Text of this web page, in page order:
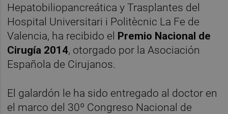
Hepatobiliopancreática y Trasplantes del
Hospital Universitari i Politècnic La Fe de
Valencia, ha recibido el Premio Nacional de
Cirugía 2014, otorgado por la Asociación
Española de Cirujanos.
El galardón le ha sido entregado al doctor en
el marco del 30º Congreso Nacional de